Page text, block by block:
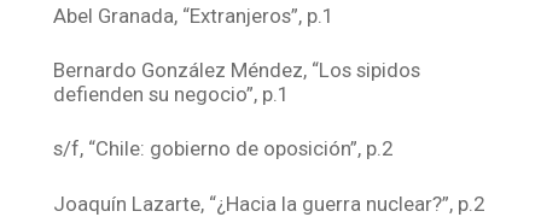
Abel Granada, “Extranjeros”, p.1
Bernardo González Méndez, “Los sipidos
defienden su negocio”, p.1
s/f, “Chile: gobierno de oposición”, p.2
Joaquín Lazarte, “¿Hacia la guerra nuclear?”, p.2